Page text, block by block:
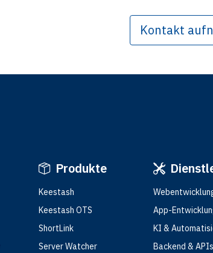
Kontakt
Produkte
Keestash
Keestash OTS
ShortLink
Server Watcher
App-
KI &
Backend & APIs